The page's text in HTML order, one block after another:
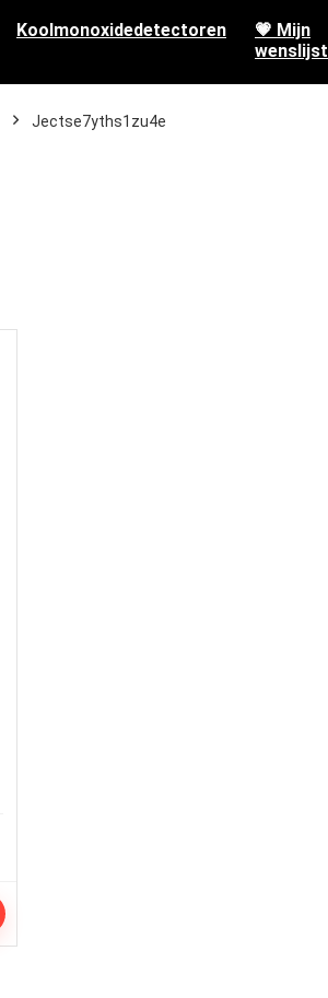
Koolmonoxidedetectoren
💗 Mijn
wenslijst
‎Jectse7yths1zu4e